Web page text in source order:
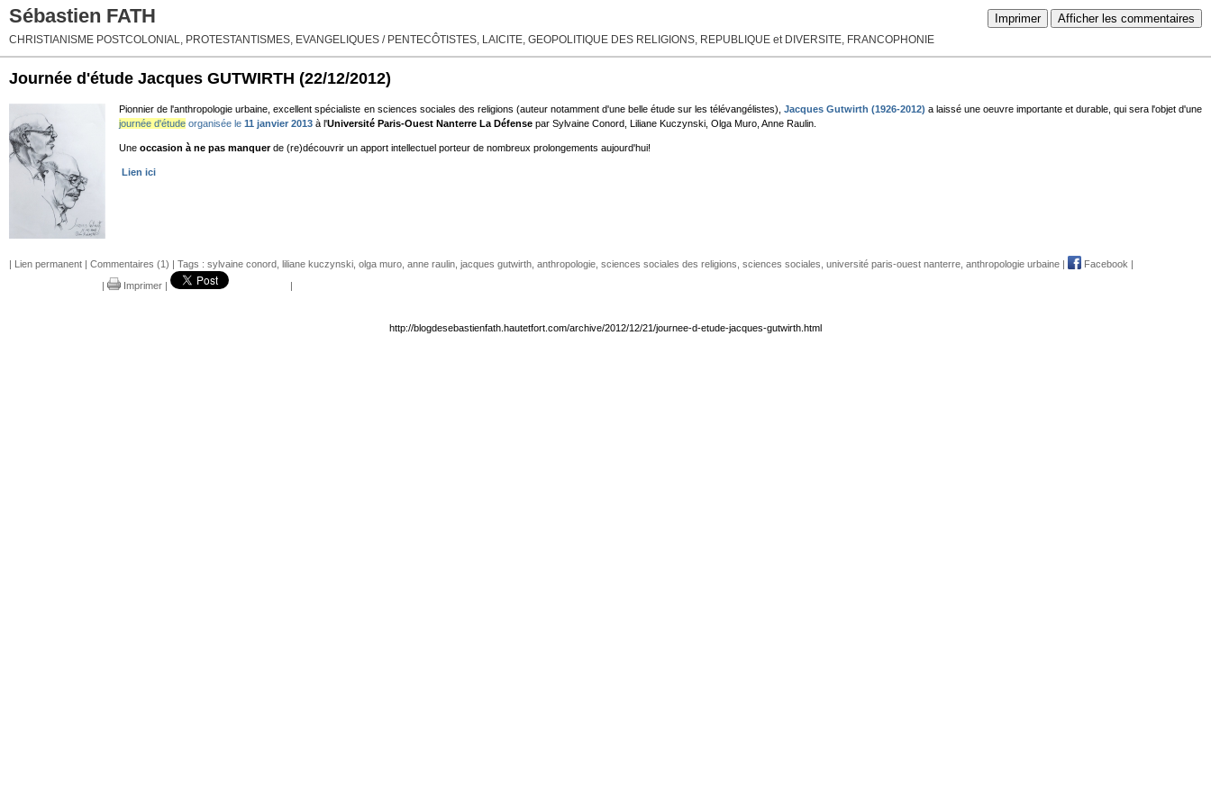
Imprimer Afficher les commentaires
Sébastien FATH
CHRISTIANISME POSTCOLONIAL, PROTESTANTISMES, EVANGELIQUES / PENTECÔTISTES, LAICITE, GEOPOLITIQUE DES RELIGIONS, REPUBLIQUE et DIVERSITE, FRANCOPHONIE
Journée d'étude Jacques GUTWIRTH (22/12/2012)
Pionnier de l'anthropologie urbaine, excellent spécialiste en sciences sociales des religions (auteur notamment d'une belle étude sur les télévangélistes), Jacques Gutwirth (1926-2012) a laissé une oeuvre importante et durable, qui sera l'objet d'une
journée d'étude organisée le11 janvier 2013 à l'Université Paris-Ouest Nanterre La Défense par Sylvaine Conord, Liliane Kuczynski, Olga Muro, Anne Raulin.
Uneoccasion à ne pas manquerde (re)découvrir un apport intellectuel porteur de nombreux prolongements aujourd'hui!
Lien ici
| Lien permanent | Commentaires (1) | Tags : sylvaine conord liliane kuczynski olga muro anne raulin jacques gutwirth anthropologie sciences sociales des religions sciences sociales université paris-ouest nanterre anthropologie urbaine | Facebook |
|
Imprimer | |
http://blogdesebastienfath.hautetfort.com/archive/2012/12/21/journee-d-etude-jacques-gutwirth.html